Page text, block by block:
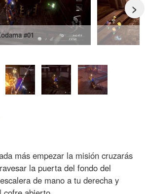
>
#01
más empezar la misión cruzarás
la puerta del fondo del
de mano a tu derecha y